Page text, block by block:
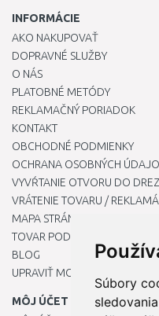
Súbory
INFORMÁCIE
AKO NAKUPOVAŤ
DOPRAVNÉ SLUŽBY
O NÁS
PLATOBNÉ METÓDY
REKLAMAČNÝ PORIADOK
KONTAKT
OBCHODNÉ PODMIENKY
OCHRANA OSOBNÝCH
VYVŔTANIE OTVORU DO
VRÁTENIE TOVARU /
MAPA STRÁNOK
TOVAR PODĽA ZNAČIEK
BLOG
UPRAVIŤ MOJE PREDVOĽBY
MÔJ ÚČET